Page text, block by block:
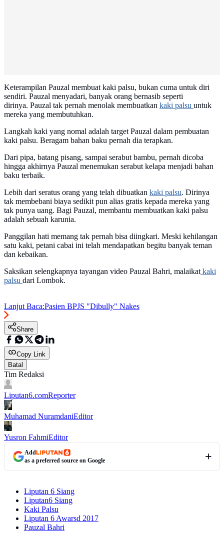
Keterampilan Pauzal membuat kaki palsu, bukan cuma untuk diri
sendiri. Pauzal menyadari, banyak orang bernasib seperti
dirinya. Pauzal tak pernah menolak membuatkan kaki palsu untuk
mereka yang membutuhkan.
Langkah kaki yang nomal adalah target Pauzal dalam pembuatan
kaki palsu. Beragam bahan baku pernah dia terapkan.
Dari pipa, batang pisang, sampai serabut bambu, pernah dicoba
hingga akhirnya Pauzal menemukan serabut kelapa menjadi bahan
baku terbaik.
Lebih dari seratus orang yang telah dibuatkan kaki palsu. Dirinya
tak membebani biaya sedikit pun alias gratis kepada mereka yang
tak punya uang. Bagi Pauzal, membantu membuatkan kaki palsu
adalah sebuah karunia.
Panggilan hati memang tak pernah bisa diingkari. Meski kehilangan
satu kaki, petani cabai ini telah mendapatkan begitu banyak teman
dan kebaikan.
Saksikan selengkapnya tayangan video Pauzal Bahri, malaikatkaki
palsu dari Lombok.
Lanjut Baca:Pasien BPJS "Dibully" Nakes
Share
Copy Link
Batal
Tim Redaksi
Liputan6.comReporter
Muhamad NuramdaniEditor
Yusron FahmiEditor
Add
as a preferred source on Google
Liputan 6 Siang
Liputan6 Siang
Kaki Palsu
Liputan 6 Awarsd 2017
Pauzal Bahri